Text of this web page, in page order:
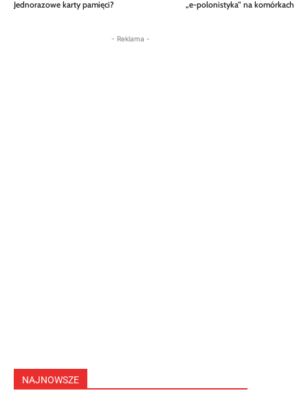
Jednorazowe karty pamięci? „e-polonistyka” na komórkach
- Reklama -
NAJNOWSZE